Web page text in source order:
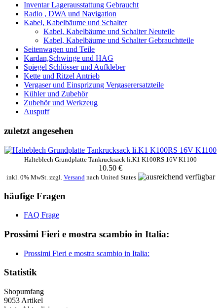
Inventar Lagerausstattung Gebraucht
Radio , DWA und Navigation
Kabel, Kabelbäume und Schalter
Kabel, Kabelbäume und Schalter Neuteile
Kabel, Kabelbäume und Schalter Gebrauchtteile
Seitenwagen und Teile
Kardan,Schwinge und HAG
Spiegel Schlösser und Aufkleber
Kette und Ritzel Antrieb
Vergaser und Einsprizung Vergaserersatzteile
Kühler und Zubehör
Zubehör und Werkzeug
Auspuff
zuletzt angesehen
Halteblech Grundplatte Tankrucksack li.K1 K100RS 16V K1100
10.50 €
inkl. 0% MwSt. zzgl. Versand nach United States
häufige Fragen
FAQ Frage
Prossimi Fieri e mostra scambio in Italia:
Prossimi Fieri e mostra scambio in Italia:
Statistik
Shopumfang
9053 Artikel